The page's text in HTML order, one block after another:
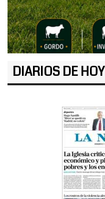
DIARIOS DE HOY